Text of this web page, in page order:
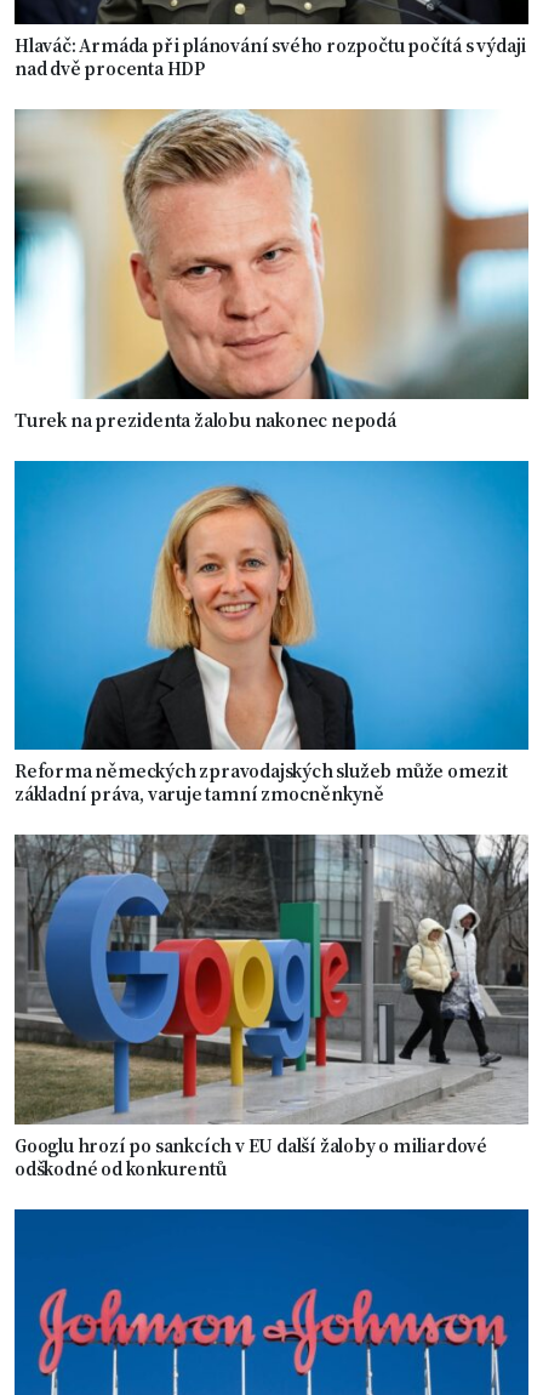
Hlaváč: Armáda při plánování svého rozpočtu počítá s výdaji
nad dvě procenta HDP
Turek na prezidenta žalobu nakonec nepodá
Reforma německých zpravodajských služeb může omezit
základní práva, varuje tamní zmocněnkyně
Googlu hrozí po sankcích v EU další žaloby o miliardové
odškodné od konkurentů